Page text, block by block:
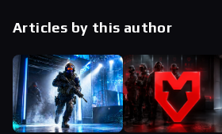
Articles by this author